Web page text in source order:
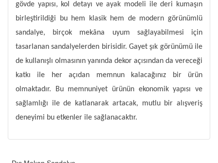
gövde yapısı, kol detayı ve ayak modeli ile deri kumaşın
birleştirildiği bu hem klasik hem de modern görünümlü
sandalye, birçok mekâna uyum sağlayabilmesi için
tasarlanan sandalyelerden birisidir. Gayet şık görünümü ile
de kullanışlı olmasının yanında dekor açısından da vereceği
katkı ile her açıdan memnun kalacağınız bir ürün
olmaktadır. Bu memnuniyet ürünün ekonomik yapısı ve
sağlamlığı ile de katlanarak artacak, mutlu bir alışveriş
deneyimi bu etkenler ile sağlanacaktır.